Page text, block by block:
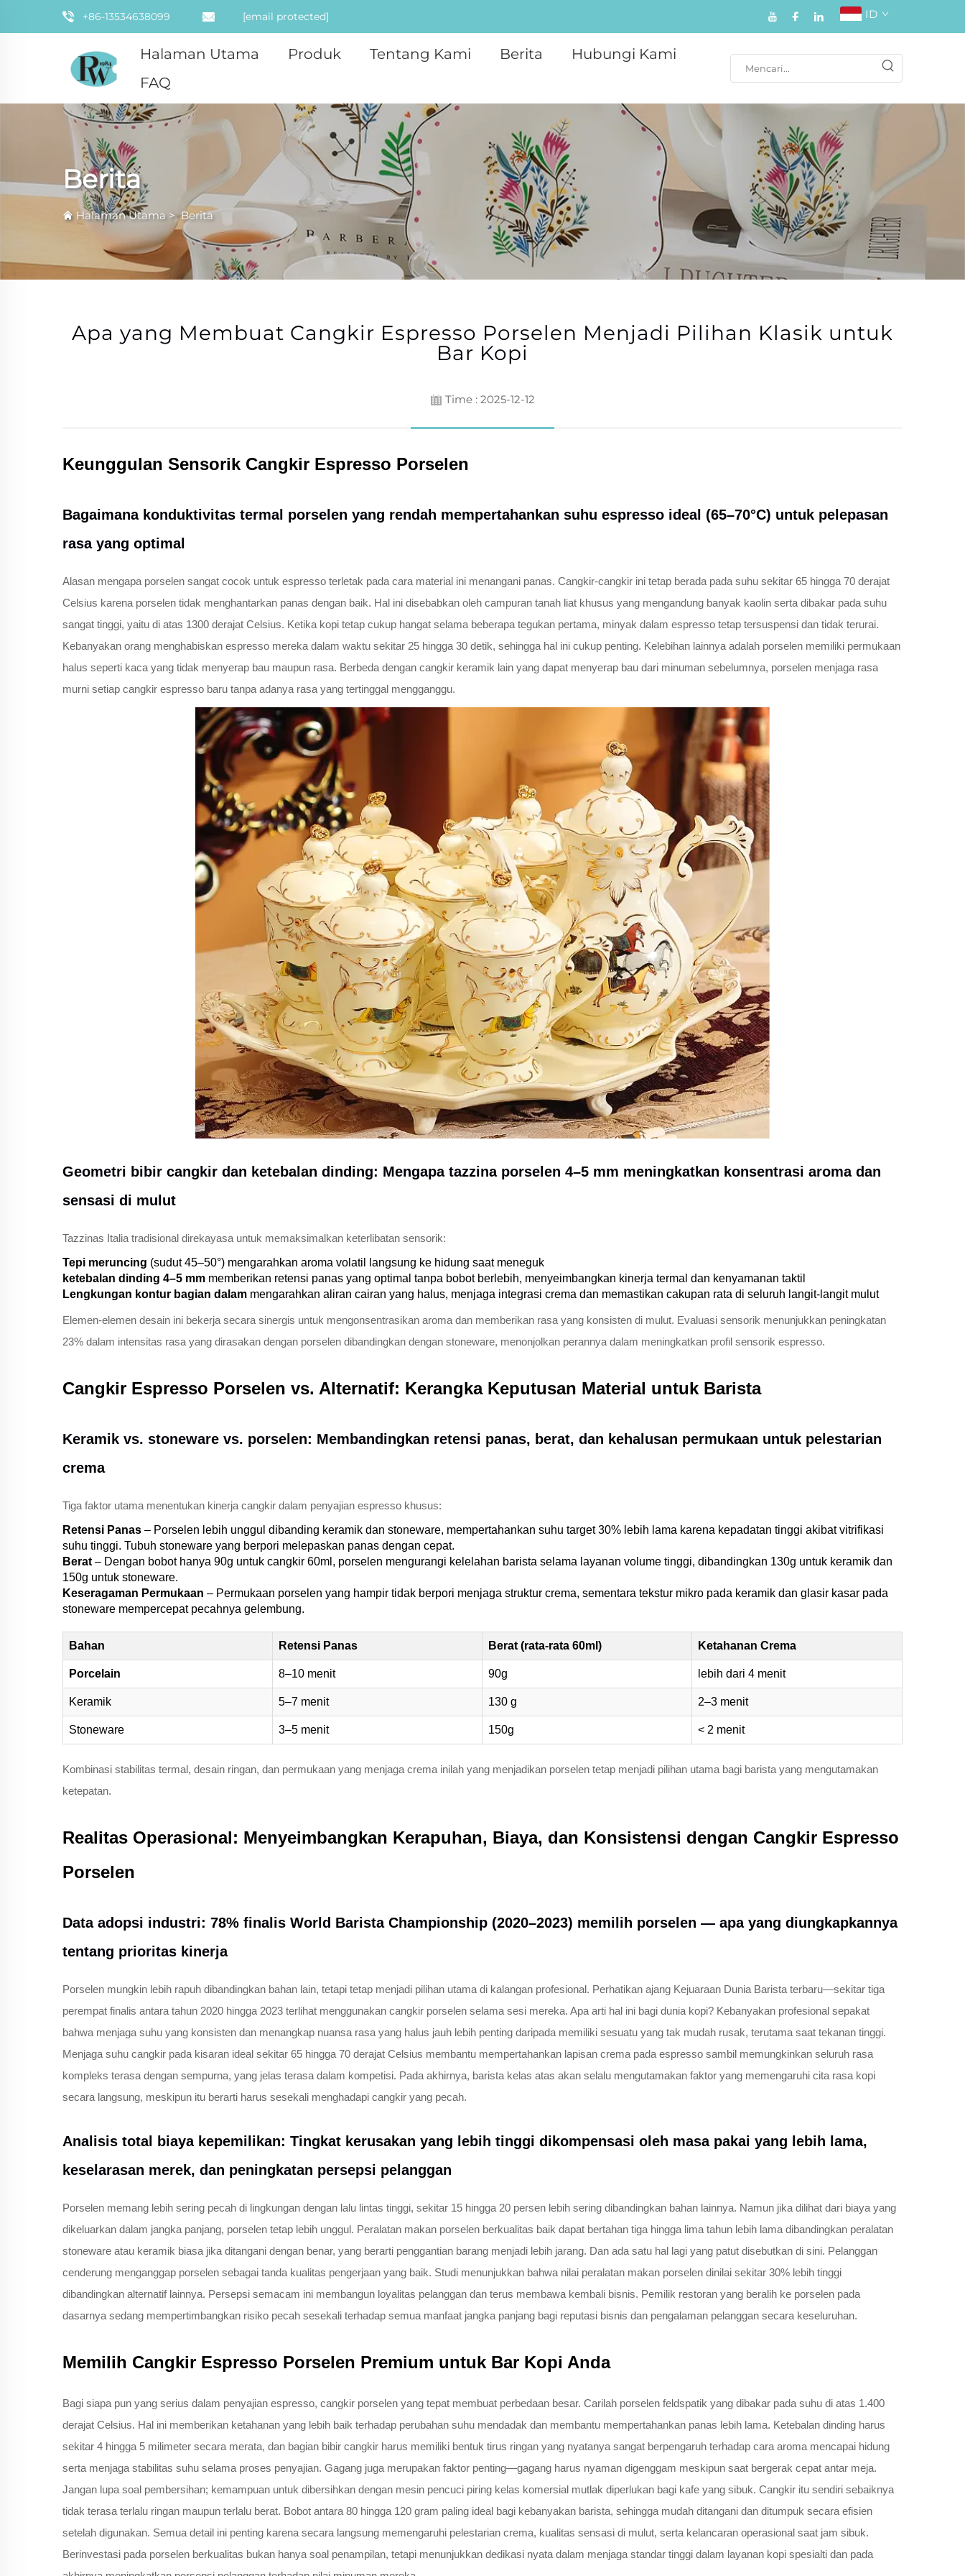
+86-13534638099 [email protected] ID
Halaman Utama Produk Tentang Kami Berita
Hubungi Kami
FAQ
Berita
Halaman Utama>Berita
Apa yang Membuat Cangkir Espresso Porselen Menjadi Pilihan Klasik untuk
Bar Kopi
Time : 2025-12-12
Keunggulan Sensorik Cangkir Espresso Porselen
Bagaimana konduktivitas termal porselen yang rendah mempertahankan suhu espresso ideal (65–70°C) untuk pelepasan
rasa yang optimal
Alasan mengapa porselen sangat cocok untuk espresso terletak pada cara material ini menangani panas. Cangkir-cangkir ini tetap berada pada suhu sekitar 65 hingga 70 derajat
Celsius karena porselen tidak menghantarkan panas dengan baik. Hal ini disebabkan oleh campuran tanah liat khusus yang mengandung banyak kaolin serta dibakar pada suhu
sangat tinggi, yaitu di atas 1300 derajat Celsius. Ketika kopi tetap cukup hangat selama beberapa tegukan pertama, minyak dalam espresso tetap tersuspensi dan tidak terurai.
Kebanyakan orang menghabiskan espresso mereka dalam waktu sekitar 25 hingga 30 detik, sehingga hal ini cukup penting. Kelebihan lainnya adalah porselen memiliki permukaan
halus seperti kaca yang tidak menyerap bau maupun rasa. Berbeda dengan cangkir keramik lain yang dapat menyerap bau dari minuman sebelumnya, porselen menjaga rasa
murni setiap cangkir espresso baru tanpa adanya rasa yang tertinggal mengganggu.
Geometri bibir cangkir dan ketebalan dinding: Mengapa tazzina porselen 4–5 mm meningkatkan konsentrasi aroma dan
sensasi di mulut
Tazzinas Italia tradisional direkayasa untuk memaksimalkan keterlibatan sensorik:
Tepi meruncing (sudut 45–50°) mengarahkan aroma volatil langsung ke hidung saat meneguk
ketebalan dinding 4–5 mm memberikan retensi panas yang optimal tanpa bobot berlebih, menyeimbangkan kinerja termal dan kenyamanan taktil
Lengkungan kontur bagian dalam mengarahkan aliran cairan yang halus, menjaga integrasi crema dan memastikan cakupan rata di seluruh langit-langit mulut
Elemen-elemen desain ini bekerja secara sinergis untuk mengonsentrasikan aroma dan memberikan rasa yang konsisten di mulut. Evaluasi sensorik menunjukkan peningkatan
23% dalam intensitas rasa yang dirasakan dengan porselen dibandingkan dengan stoneware, menonjolkan perannya dalam meningkatkan profil sensorik espresso.
Cangkir Espresso Porselen vs. Alternatif: Kerangka Keputusan Material untuk Barista
Keramik vs. stoneware vs. porselen: Membandingkan retensi panas, berat, dan kehalusan permukaan untuk pelestarian
crema
Tiga faktor utama menentukan kinerja cangkir dalam penyajian espresso khusus:
Retensi Panas – Porselen lebih unggul dibanding keramik dan stoneware, mempertahankan suhu target 30% lebih lama karena kepadatan tinggi akibat vitrifikasi
suhu tinggi. Tubuh stoneware yang berpori melepaskan panas dengan cepat.
Berat – Dengan bobot hanya 90g untuk cangkir 60ml, porselen mengurangi kelelahan barista selama layanan volume tinggi, dibandingkan 130g untuk keramik dan
150g untuk stoneware.
Keseragaman Permukaan – Permukaan porselen yang hampir tidak berpori menjaga struktur crema, sementara tekstur mikro pada keramik dan glasir kasar pada
stoneware mempercepat pecahnya gelembung.
Bahan Retensi Panas Berat (rata-rata 60ml) Ketahanan Crema
Porcelain 8–10 menit 90g lebih dari 4 menit
Keramik 5–7 menit 130 g 2–3 menit
Stoneware 3–5 menit 150g < 2 menit
Kombinasi stabilitas termal, desain ringan, dan permukaan yang menjaga crema inilah yang menjadikan porselen tetap menjadi pilihan utama bagi barista yang mengutamakan
ketepatan.
Realitas Operasional: Menyeimbangkan Kerapuhan, Biaya, dan Konsistensi dengan Cangkir Espresso
Porselen
Data adopsi industri: 78% finalis World Barista Championship (2020–2023) memilih porselen — apa yang diungkapkannya
tentang prioritas kinerja
Porselen mungkin lebih rapuh dibandingkan bahan lain, tetapi tetap menjadi pilihan utama di kalangan profesional. Perhatikan ajang Kejuaraan Dunia Barista terbaru—sekitar tiga
perempat finalis antara tahun 2020 hingga 2023 terlihat menggunakan cangkir porselen selama sesi mereka. Apa arti hal ini bagi dunia kopi? Kebanyakan profesional sepakat
bahwa menjaga suhu yang konsisten dan menangkap nuansa rasa yang halus jauh lebih penting daripada memiliki sesuatu yang tak mudah rusak, terutama saat tekanan tinggi.
Menjaga suhu cangkir pada kisaran ideal sekitar 65 hingga 70 derajat Celsius membantu mempertahankan lapisan crema pada espresso sambil memungkinkan seluruh rasa
kompleks terasa dengan sempurna, yang jelas terasa dalam kompetisi. Pada akhirnya, barista kelas atas akan selalu mengutamakan faktor yang memengaruhi cita rasa kopi
secara langsung, meskipun itu berarti harus sesekali menghadapi cangkir yang pecah.
Analisis total biaya kepemilikan: Tingkat kerusakan yang lebih tinggi dikompensasi oleh masa pakai yang lebih lama,
keselarasan merek, dan peningkatan persepsi pelanggan
Porselen memang lebih sering pecah di lingkungan dengan lalu lintas tinggi, sekitar 15 hingga 20 persen lebih sering dibandingkan bahan lainnya. Namun jika dilihat dari biaya yang
dikeluarkan dalam jangka panjang, porselen tetap lebih unggul. Peralatan makan porselen berkualitas baik dapat bertahan tiga hingga lima tahun lebih lama dibandingkan peralatan
stoneware atau keramik biasa jika ditangani dengan benar, yang berarti penggantian barang menjadi lebih jarang. Dan ada satu hal lagi yang patut disebutkan di sini. Pelanggan
cenderung menganggap porselen sebagai tanda kualitas pengerjaan yang baik. Studi menunjukkan bahwa nilai peralatan makan porselen dinilai sekitar 30% lebih tinggi
dibandingkan alternatif lainnya. Persepsi semacam ini membangun loyalitas pelanggan dan terus membawa kembali bisnis. Pemilik restoran yang beralih ke porselen pada
dasarnya sedang mempertimbangkan risiko pecah sesekali terhadap semua manfaat jangka panjang bagi reputasi bisnis dan pengalaman pelanggan secara keseluruhan.
Memilih Cangkir Espresso Porselen Premium untuk Bar Kopi Anda
Bagi siapa pun yang serius dalam penyajian espresso, cangkir porselen yang tepat membuat perbedaan besar. Carilah porselen feldspatik yang dibakar pada suhu di atas 1.400
derajat Celsius. Hal ini memberikan ketahanan yang lebih baik terhadap perubahan suhu mendadak dan membantu mempertahankan panas lebih lama. Ketebalan dinding harus
sekitar 4 hingga 5 milimeter secara merata, dan bagian bibir cangkir harus memiliki bentuk tirus ringan yang nyatanya sangat berpengaruh terhadap cara aroma mencapai hidung
serta menjaga stabilitas suhu selama proses penyajian. Gagang juga merupakan faktor penting—gagang harus nyaman digenggam meskipun saat bergerak cepat antar meja.
Jangan lupa soal pembersihan; kemampuan untuk dibersihkan dengan mesin pencuci piring kelas komersial mutlak diperlukan bagi kafe yang sibuk. Cangkir itu sendiri sebaiknya
tidak terasa terlalu ringan maupun terlalu berat. Bobot antara 80 hingga 120 gram paling ideal bagi kebanyakan barista, sehingga mudah ditangani dan ditumpuk secara efisien
setelah digunakan. Semua detail ini penting karena secara langsung memengaruhi pelestarian crema, kualitas sensasi di mulut, serta kelancaran operasional saat jam sibuk.
Berinvestasi pada porselen berkualitas bukan hanya soal penampilan, tetapi menunjukkan dedikasi nyata dalam menjaga standar tinggi dalam layanan kopi spesialti dan pada